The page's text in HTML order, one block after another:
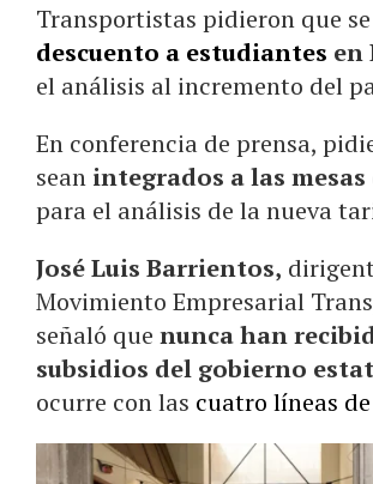
Transportistas pidieron que se
descuento a estudiantes en
el análisis al incremento del
En conferencia de prensa,
sean integrados a las
para el análisis de la nueva
José Luis Barrientos,
Movimiento Empresarial
señaló que nunca han
subsidios del gobierno
ocurre con las cuatro líneas de